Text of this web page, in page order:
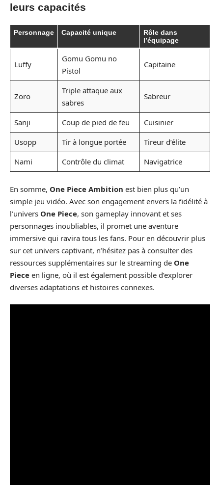
leurs capacités
Personnage Capacité unique
Rôle dans
l’équipage
Luffy
Gomu Gomu no
Pistol
Capitaine
Zoro
Triple attaque aux
sabres
Sabreur
Sanji Coup de pied de feu
Cuisinier
Usopp
Tir à longue portée
Tireur d’élite
Nami
Contrôle du climat Navigatrice
En somme, One Piece Ambition est bien plus qu’un
simple jeu vidéo. Avec son engagement envers la fidélité à
l’univers One Piece, son gameplay innovant et ses
personnages inoubliables, il promet une aventure
immersive qui ravira tous les fans. Pour en découvrir plus
sur cet univers captivant, n’hésitez pas à consulter des
ressources supplémentaires sur le streaming de One
Piece en ligne, où il est également possible d’explorer
diverses adaptations et histoires connexes.